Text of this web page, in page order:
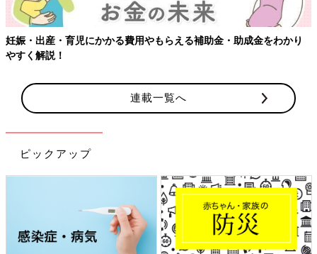
【ワクチン接種できるものも】妊婦の感染症対策、知っておいて！
連載一覧へ
ピックアップ